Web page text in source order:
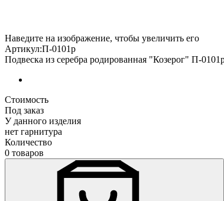
Наведите на изображение, чтобы увеличить его
Артикул:П-0101р
Подвеска из серебра родированная "Козерог" П-
Стоимость
Под заказ
У данного изделия
нет гарнитура
Количество
0 товаров